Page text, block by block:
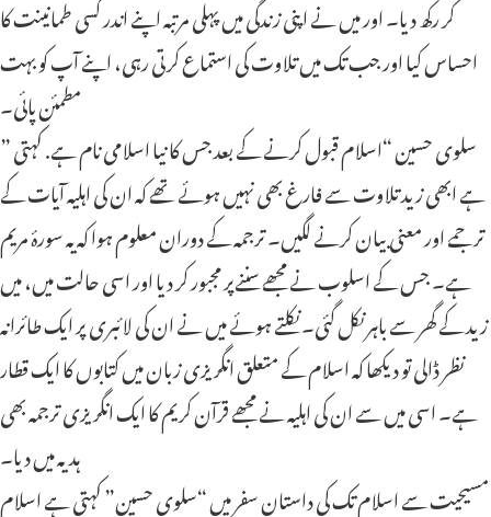
کر رکھ دیا۔ اور میں نے اپنی زندگی میں پہلی مرتبہ اپنے اندر کسی طمانینت کا
احساس کیا اور جب تک میں تلاوت کی استماع کرتی رہی، اپنے آپ کو بہت
مطمئن پائی۔
” سلوی حسین “اسلام قبول کرنے کے بعد جس کا نیا اسلامی نام ہے. کہتی
ہے ابھی زید تلاوت سے فارغ بھی نہیں ہوئے تھے کہ ان کی اہلیہ آیات کے
ترجمے اور معنی بیان کرنے لگیں۔ ترجمہ کے دوران معلوم ہوا کہ یہ سورۂ مریم
ہے۔ جس کے اسلوب نے مجھے سننےپر مجبور کر دیا اور اسی حالت میں، میں
زید کے گھر سے باہر نکل گئی۔ نکلتے ہوئے میں نے ان کی لائبری پر ایک طائرانہ
نظر ڈالی تو دیکھا کہ اسلام کے متعلق انگریزی زبان میں کتابوں کا ایک قطار
ہے۔ اسی میں سے ان کی اہلیہ نے مجھے قرآن کریم کا ایک انگریزی ترجمہ بھی
ہدیہ میں دیا۔
مسیحیت سے اسلام تک کی داستان سفر میں “سلوی حسین” کہتی ہے اسلام